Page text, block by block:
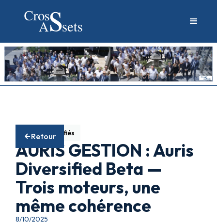
Retour
Fonds diversifiés
AURIS GESTION : Auris
Diversified Beta —
Trois moteurs, une
même cohérence
8/10/2025